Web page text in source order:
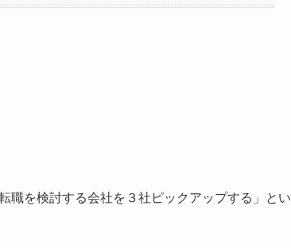
職を検討する会社を３社ピックアップする」とい